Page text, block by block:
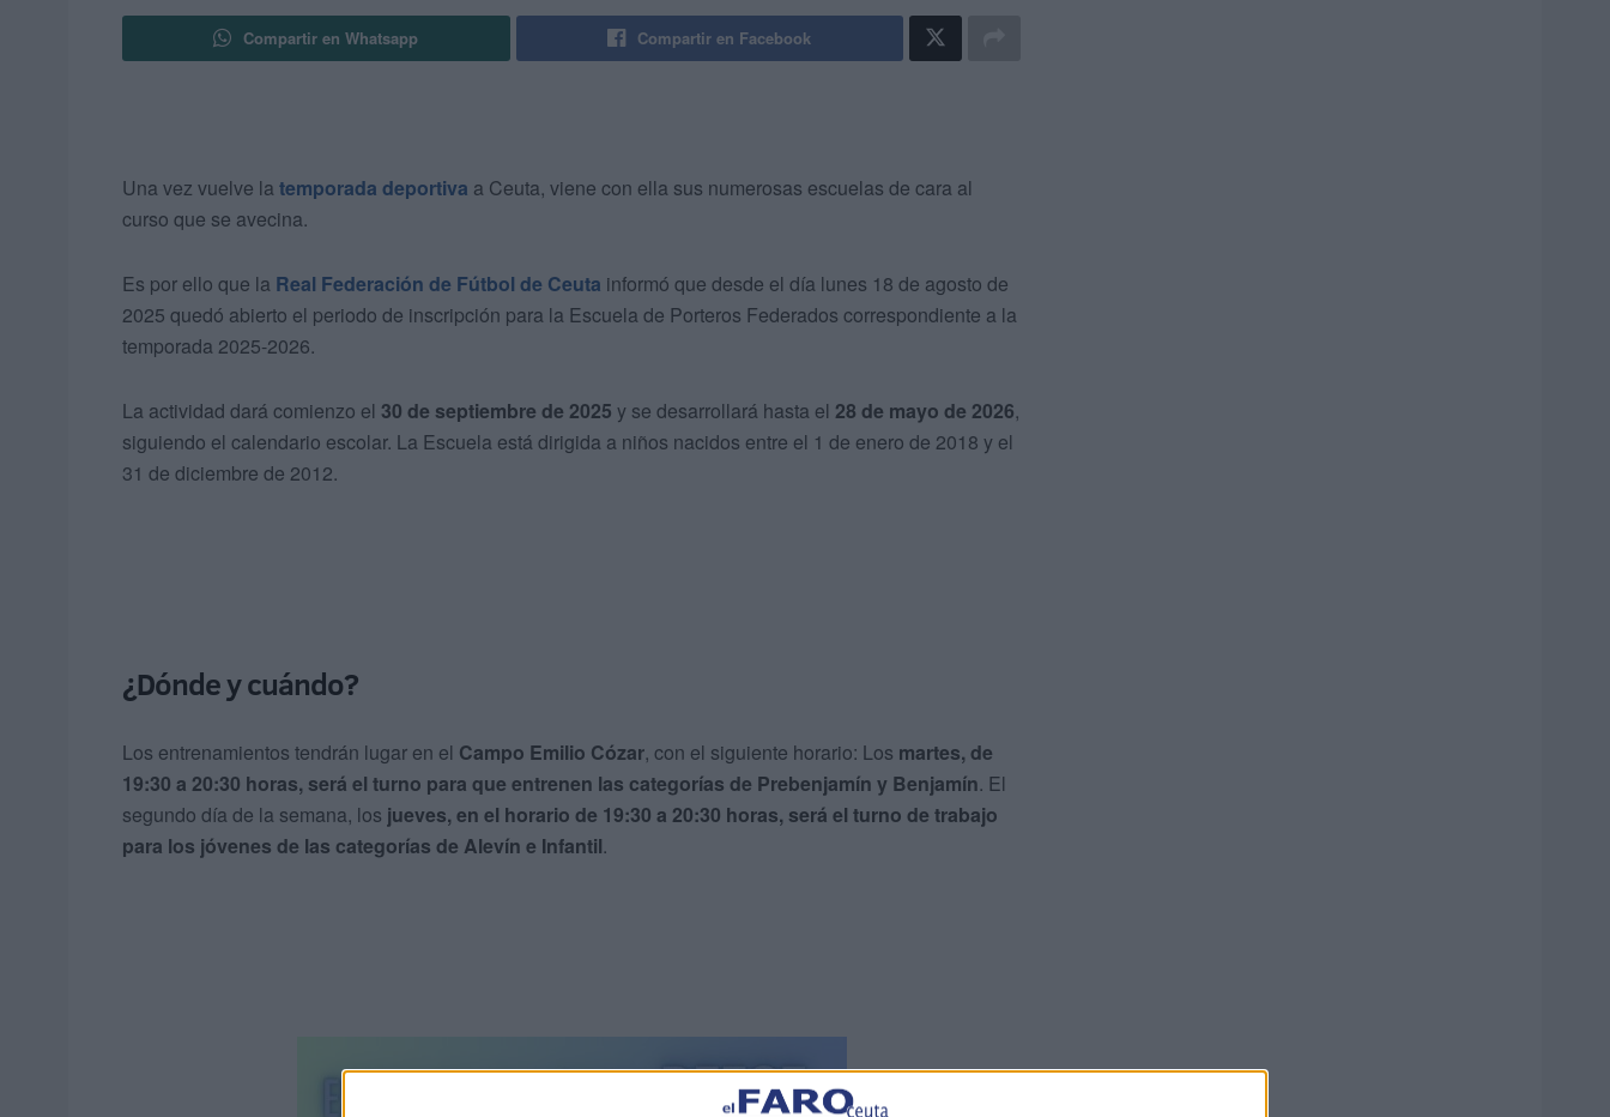
Compartir en Whatsapp Compartir en Facebook
Una vez vuelve la temporada deportiva a Ceuta, viene con ella sus numerosas escuelas de cara al
curso que se avecina.
Es por ello que la Real Federación de Fútbol de Ceuta informó que desde el día lunes 18 de agosto de
2025 quedó abierto el periodo de inscripción para la Escuela de Porteros Federados correspondiente a la
temporada 2025-2026.
La actividad dará comienzo el 30 de septiembre de 2025 y se desarrollará hasta el 28 de mayo de 2026,
siguiendo el calendario escolar. La Escuela está dirigida a niños nacidos entre el 1 de enero de 2018 y el
31 de diciembre de 2012.
¿Dónde y cuándo?
Los entrenamientos tendrán lugar en el Campo Emilio Cózar, con el siguiente horario: Los martes, de
19:30 a 20:30 horas, será el turno para que entrenen las categorías de Prebenjamín y Benjamín. El
segundo día de la semana, los jueves, en el horario de 19:30 a 20:30 horas, será el turno de trabajo
para los jóvenes de las categorías de Alevín e Infantil.